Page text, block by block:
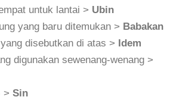
untuk lantai > Ubin
yang baru ditemukan > Babakan
disebutkan di atas > Idem
digunakan sewenang-wenang >
> Sin